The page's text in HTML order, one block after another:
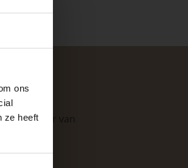
ons
ze heeft
leverancier van